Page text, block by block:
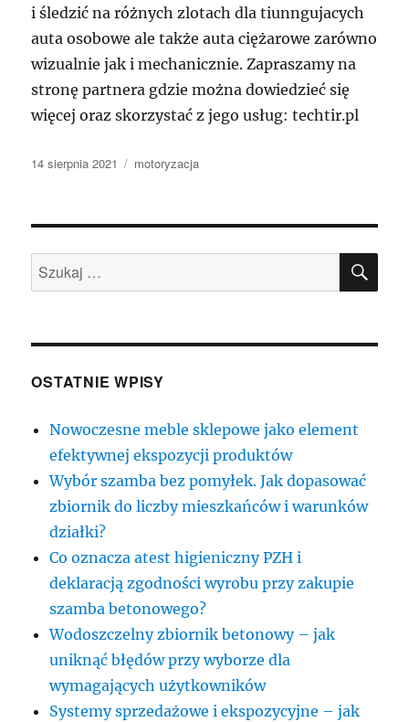
i śledzić na różnych zlotach dla tiunngujacych
auta osobowe ale także auta ciężarowe zarówno
wizualnie jak i mechanicznie. Zapraszamy na
stronę partnera gdzie można dowiedzieć się
więcej oraz skorzystać z jego usług: techtir.pl
Data
14 sierpnia 2021 Kategorie
motoryzacja
Szukaj:
OSTATNIE WPISY
Nowoczesne meble sklepowe jako element
efektywnej ekspozycji produktów
Wybór szamba bez pomyłek. Jak dopasować
zbiornik do liczby mieszkańców i warunków
działki?
Co oznacza atest higieniczny PZH i
deklaracją zgodności wyrobu przy zakupie
szamba betonowego?
Wodoszczelny zbiornik betonowy – jak
uniknąć błędów przy wyborze dla
wymagających użytkowników
Systemy sprzedażowe i ekspozycyjne – jak